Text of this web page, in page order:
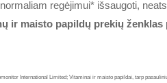
regėjimui* išsaugoti,
ir maisto papildų prekių ženklas
International Limited; Vitaminai ir maisto papildai, tarp